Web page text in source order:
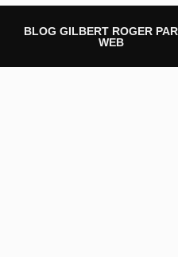
BLOG GILBERT ROGER
WEB